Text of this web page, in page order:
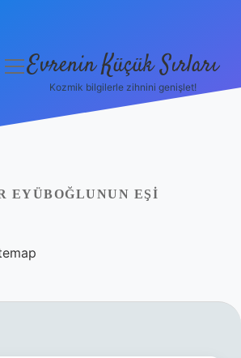
menüyü
Evrenin Küçük Sırları
Kozmik bilgilerle zihnini genişlet!
EYÜBOĞLUNUN EŞI